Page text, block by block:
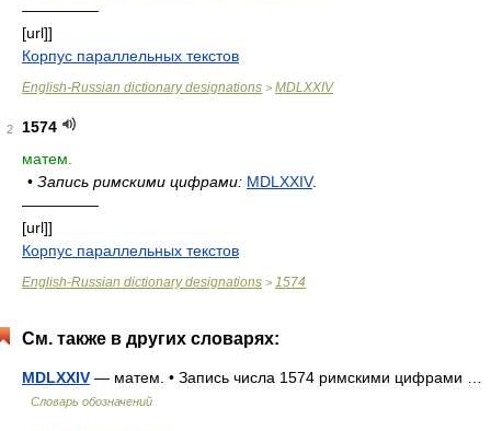
—————
[url]]
Корпус параллельных текстов
English-Russian dictionary designations > MDLXXIV
2
1574
матем.
• Запись римскими цифрами: MDLXXIV.
—————
[url]]
Корпус параллельных текстов
English-Russian dictionary designations > 1574
См. также в других словарях:
MDLXXIV — матем. • Запись числа 1574 римскими цифрами …
Словарь обозначений